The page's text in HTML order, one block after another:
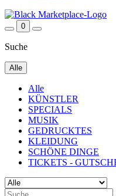
0
Suche
Alle
Alle
KÜNSTLER
SPECIALS
MUSIK
GEDRUCKTES
KLEIDUNG
SCHÖNE DINGE
TICKETS -